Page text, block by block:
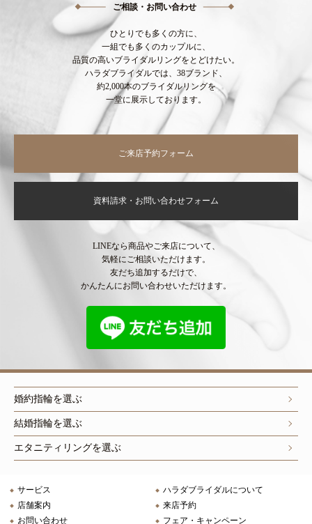
ご相談・お問い合わせ
ひとりでも多くの方に、
一組でも多くのカップルに、
品質の高いブライダルリングをとどけたい。
ハラダブライダルでは、38ブランド、
約2,000本のブライダルリングを
一堂に展示しております。
ご来店予約フォーム
資料請求・お問い合わせフォーム
LINEなら商品やご来店について、
気軽にご相談いただけます。
友だち追加するだけで、
かんたんにお問い合わせいただけます。
婚約指輪を選ぶ
結婚指輪を選ぶ
エタニティリングを選ぶ
サービス
ハラダブライダルについて
店舗案内
来店予約
お問い合わせ
フェア・キャンペーン